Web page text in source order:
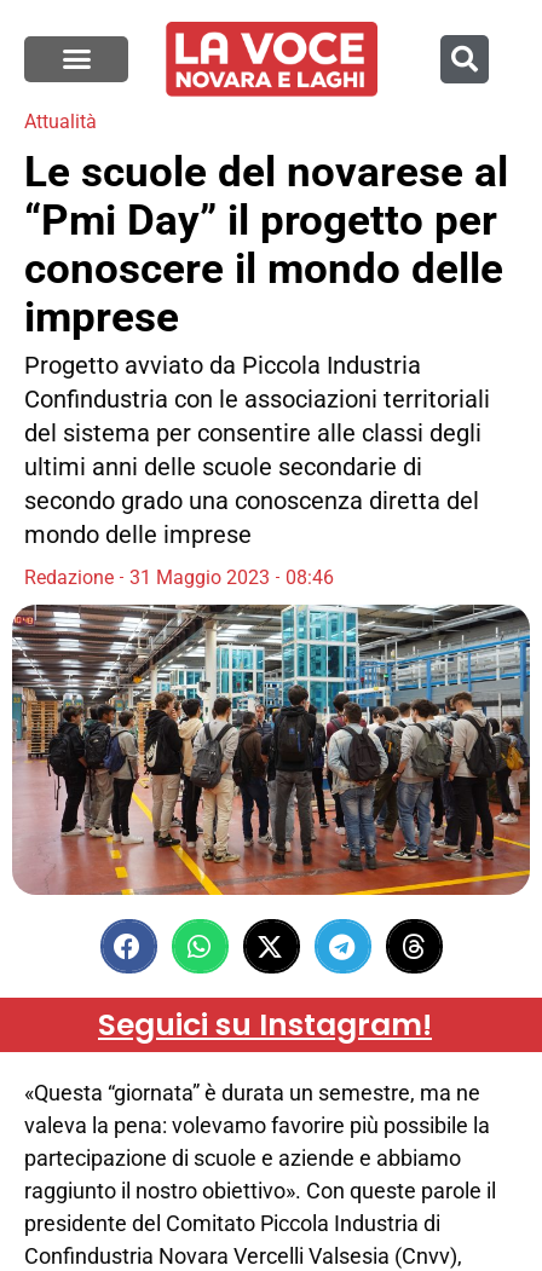
Attualità
Le scuole del novarese al
“Pmi Day” il progetto per
conoscere il mondo delle
imprese
Progetto avviato da Piccola Industria
Confindustria con le associazioni territoriali
del sistema per consentire alle classi degli
ultimi anni delle scuole secondarie di
secondo grado una conoscenza diretta del
mondo delle imprese
Redazione 31 Maggio 2023 08:46
Seguici su Instagram!
«Questa “giornata” è durata un semestre, ma ne
valeva la pena: volevamo favorire più possibile la
partecipazione di scuole e aziende e abbiamo
raggiunto il nostro obiettivo». Con queste parole il
presidente del Comitato Piccola Industria di
Confindustria Novara Vercelli Valsesia (Cnvv),